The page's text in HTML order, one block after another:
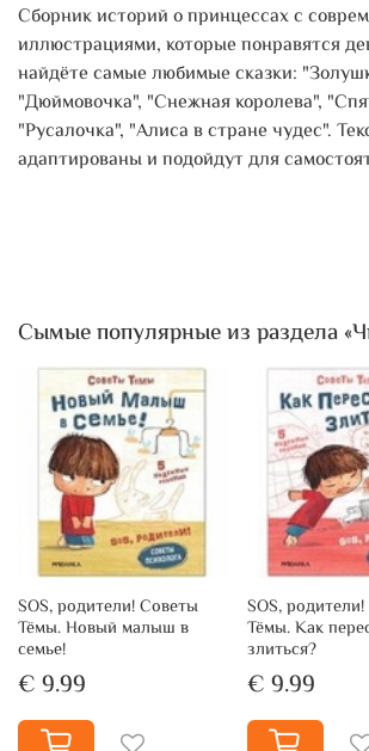
Сборник историй о принцессах с
иллюстрациями, которые понравятся
найдёте самые любимые сказки:
"Дюймовочка", "Снежная королева",
"Русалочка", "Алиса в стране чудес".
адаптированы и подойдут для
Сымые популярные из раздела
SOS, родители! Советы
Тёмы. Новый малыш в
семье!
€ 9.99
SOS,
Тёмы. Как
злиться?
€ 9.99